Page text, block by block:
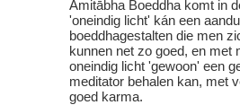
Amitābha Boeddha komt in
'oneindig licht' kán een
boeddhagestalten die men
kunnen net zo goed, en met
oneindig licht 'gewoon' een
meditator behalen kan, met
goed karma.